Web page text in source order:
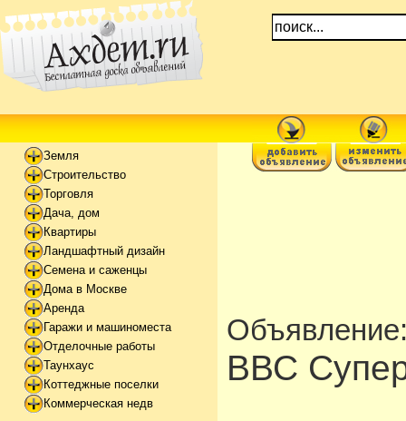
Земля
Строительство
Торговля
Дача, дом
Квартиры
Ландшафтный дизайн
Семена и саженцы
Дома в Москве
Аренда
Гаражи и машиноместа
Отделочные работы
Таунхаус
Коттеджные поселки
Коммерческая недв
ВВС